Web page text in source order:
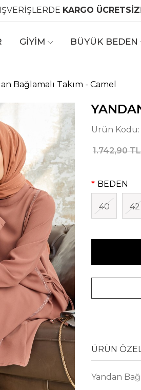
KARGO
GİYİM BÜYÜK BEDEN
Bağlamalı Takım - Camel
Ürün Kodu:
1.742,90 TL
BEDEN
40 42
ÜRÜN
Yandan